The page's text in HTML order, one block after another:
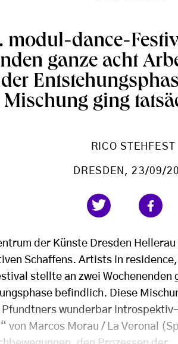
modul-dance-
ganze acht
Mischung ging
RICO STEHFEST
DRESDEN , 23/09/
der Künste Dresden
Schaffens. Artists in
stellte an zwei Wochenenden
befindlich. Diese
wunderbar
von Marcos Morau / La Veronal